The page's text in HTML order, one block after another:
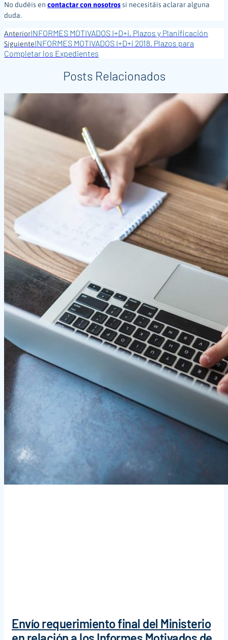
No dudéis en contactar con nosotrossi necesitáis aclarar alguna
duda.
AnteriorINFORMES MOTIVADOS I+D+i. Plazos y Planificación
SiguienteINFORMES MOTIVADOS I+D+i 2018. Plazos para
Completar los Expedientes
Posts Relacionados
Envío requerimiento final del Ministerio